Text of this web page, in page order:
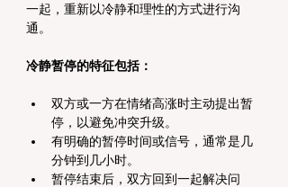
一起，重新以冷静和理性的方式进行沟
通。
冷静暂停的特征包括：
双方或一方在情绪高涨时主动提出暂
停，以避免冲突升级。
有明确的暂停时间或信号，通常是几
分钟到几小时。
暂停结束后，双方回到一起解决问